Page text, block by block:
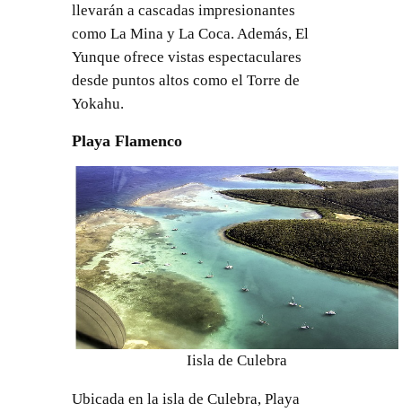
llevarán a cascadas impresionantes
como La Mina y La Coca. Además, El
Yunque ofrece vistas espectaculares
desde puntos altos como el Torre de
Yokahu.
Playa Flamenco
Iisla de Culebra
Ubicada en la isla de Culebra, Playa